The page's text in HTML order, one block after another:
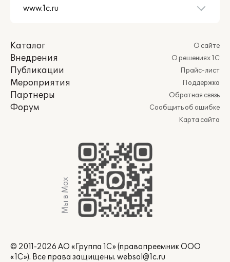
Каталог
Внедрения
Публикации
Мероприятия
Партнеры
Форум
О сайте
О решениях 1С
Прайс-лист
Поддержка
Обратная связь
Сообщить об ошибке
Карта сайта
Мы в Max
© 2011-2026 АО «Группа 1С» (правопреемник ООО
«1С»). Все права защищены. websol@1c.ru